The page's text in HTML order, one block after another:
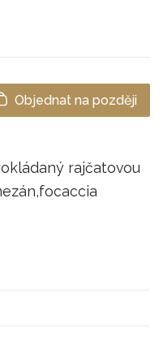
Objednat na později
rajčatovou